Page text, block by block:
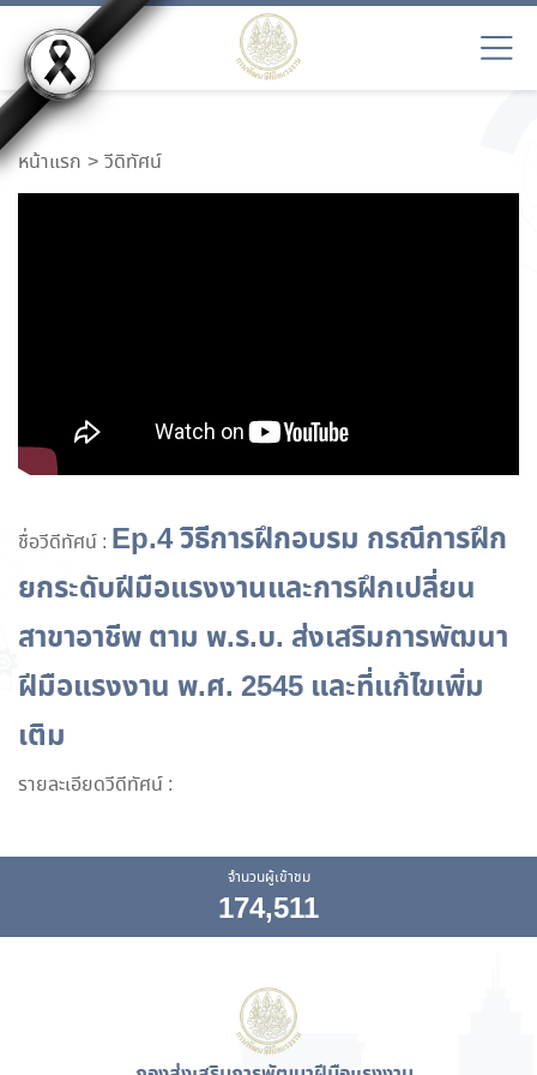
หน้าแรก วีดิทัศน์
ชื่อวีดีทัศน์ : Ep.4 วิธีการฝึกอบรม กรณีการฝึก
ยกระดับฝีมือแรงงานและการฝึกเปลี่ยน
สาขาอาชีพ ตาม พ.ร.บ. ส่งเสริมการพัฒนา
ฝีมือแรงงาน พ.ศ. 2545 และที่แก้ไขเพิ่ม
เติม
รายละเอียดวีดีทัศน์ :
จำนวนผู้เข้าชม
174,511